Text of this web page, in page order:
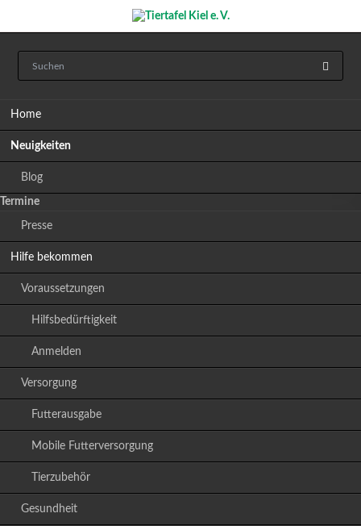
Home
Neuigkeiten
Blog
Termine
Presse
Hilfe bekommen
Voraussetzungen
Hilfsbedürftigkeit
Anmelden
Versorgung
Futterausgabe
Mobile Futterversorgung
Tierzubehör
Gesundheit